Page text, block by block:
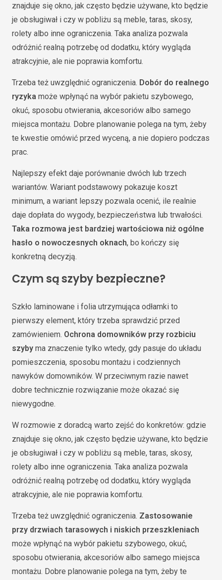
znajduje się okno, jak często będzie używane, kto będzie
je obsługiwał i czy w pobliżu są meble, taras, skosy,
rolety albo inne ograniczenia. Taka analiza pozwala
odróżnić realną potrzebę od dodatku, który wygląda
atrakcyjnie, ale nie poprawia komfortu.
Trzeba też uwzględnić ograniczenia. Dobór do realnego
ryzyka może wpłynąć na wybór pakietu szybowego,
okuć, sposobu otwierania, akcesoriów albo samego
miejsca montażu. Dobre planowanie polega na tym, żeby
te kwestie omówić przed wyceną, a nie dopiero podczas
prac.
Najlepszy efekt daje porównanie dwóch lub trzech
wariantów. Wariant podstawowy pokazuje koszt
minimum, a wariant lepszy pozwala ocenić, ile realnie
daje dopłata do wygody, bezpieczeństwa lub trwałości.
Taka rozmowa jest bardziej wartościowa niż ogólne
hasło o nowoczesnych oknach, bo kończy się
konkretną decyzją.
Czym są szyby bezpieczne?
Szkło laminowane i folia utrzymująca odłamki to
pierwszy element, który trzeba sprawdzić przed
zamówieniem. Ochrona domowników przy rozbiciu
szyby ma znaczenie tylko wtedy, gdy pasuje do układu
pomieszczenia, sposobu montażu i codziennych
nawyków domowników. W przeciwnym razie nawet
dobre technicznie rozwiązanie może okazać się
niewygodne.
W rozmowie z doradcą warto zejść do konkretów: gdzie
znajduje się okno, jak często będzie używane, kto będzie
je obsługiwał i czy w pobliżu są meble, taras, skosy,
rolety albo inne ograniczenia. Taka analiza pozwala
odróżnić realną potrzebę od dodatku, który wygląda
atrakcyjnie, ale nie poprawia komfortu.
Trzeba też uwzględnić ograniczenia. Zastosowanie
przy drzwiach tarasowych i niskich przeszkleniach
może wpłynąć na wybór pakietu szybowego, okuć,
sposobu otwierania, akcesoriów albo samego miejsca
montażu. Dobre planowanie polega na tym, żeby te